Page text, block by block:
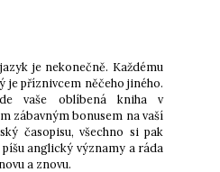
je nekonečně. Každému
je příznivcem něčeho jiného.
vaše oblíbená kniha v
zábavným bonusem na vaší
časopisu, všechno si pak
anglický významy a ráda
a znovu.